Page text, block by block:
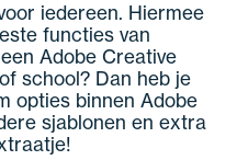
iedereen. Hiermee
functies van
Adobe Creative
school? Dan heb je
opties binnen Adobe
sjablonen en extra